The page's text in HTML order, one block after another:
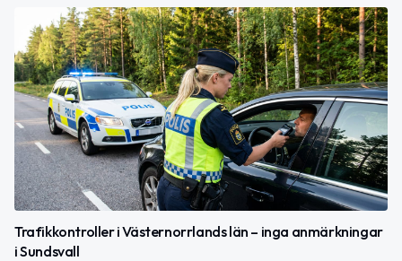
Trafikkontroller i Västernorrlands län – inga anmärkningar
i Sundsvall